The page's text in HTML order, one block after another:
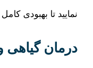
نمایید تا بهبودی
درمان گیاهی